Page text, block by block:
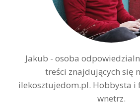
Jakub - osoba
treści znajdujących się
ilekosztujedom.pl. Hobbysta i
wnetrz.